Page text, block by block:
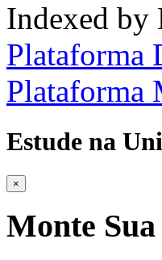
Indexed
Plataforma
Plataforma
Estude na
×
Monte